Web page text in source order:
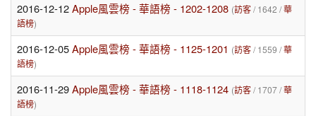
2016-12-12Apple風雲榜 - 華語榜 - 1202-1208 (訪客/ 1642 /華
語榜)
2016-12-05Apple風雲榜 - 華語榜 - 1125-1201 (訪客/ 1559 /華
語榜)
2016-11-29Apple風雲榜 - 華語榜 - 1118-1124 (訪客/ 1707 /華
語榜)